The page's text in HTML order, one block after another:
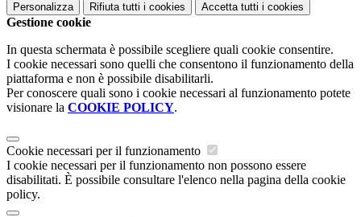
Personalizza Rifiuta tutti i cookies Accetta tutti i cookies
Gestione cookie
In questa schermata è possibile scegliere quali cookie consentire.
I cookie necessari sono quelli che consentono il funzionamento della
piattaforma e non è possibile disabilitarli.
Per conoscere quali sono i cookie necessari al funzionamento potete
visionare la COOKIE POLICY.
Cookie necessari per il funzionamento
I cookie necessari per il funzionamento non possono essere
disabilitati. È possibile consultare l'elenco nella pagina della cookie
policy.